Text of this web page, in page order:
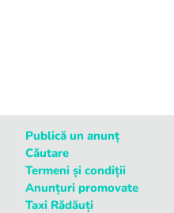
Publică un anunț
Căutare
Termeni și condiții
Anunțuri promovate
Taxi Rădăuți